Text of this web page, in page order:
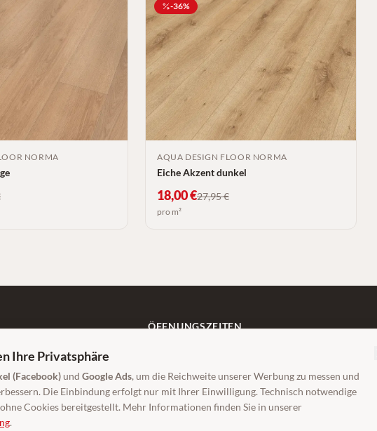
NORMA
-36%
AQUA DESIGN FLOOR NORMA
Eiche Akzent dunkel
18,00€27,95€
pro m²
ÖFFNUNGSZEITEN
Beratung auch außerhalb der Öffnungszeiten
Jetzt beraten lassen
Ihre Privatsphäre
(Facebook) und Google Ads, um die Reichweite unserer Werbung zu messen und
Die Einbindung erfolgt nur mit Ihrer Einwilligung. Technisch notwendige
Cookies bereitgestellt. Mehr Informationen finden Sie in unserer
.